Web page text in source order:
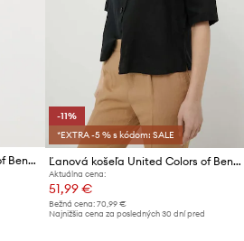
Ľanová košeľa United Colors of Benetton
-11%
*EXTRA -5 % s kódom: SALE
Ľanová košeľa United Colors of Benetton
Aktuálna cena:
51,99 €
Bežná cena: 70,99 €
Najnižšia cena za posledných 30 dní pred